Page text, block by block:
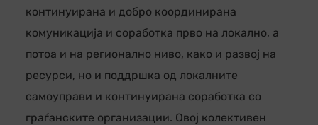
континуирана и добро координирана
комуникација и соработка прво на локално, а
потоа и на регионално ниво, како и развој на
ресурси, но и поддршка од локалните
самоуправи и континуирана соработка со
граѓанските организации. Овој колективен